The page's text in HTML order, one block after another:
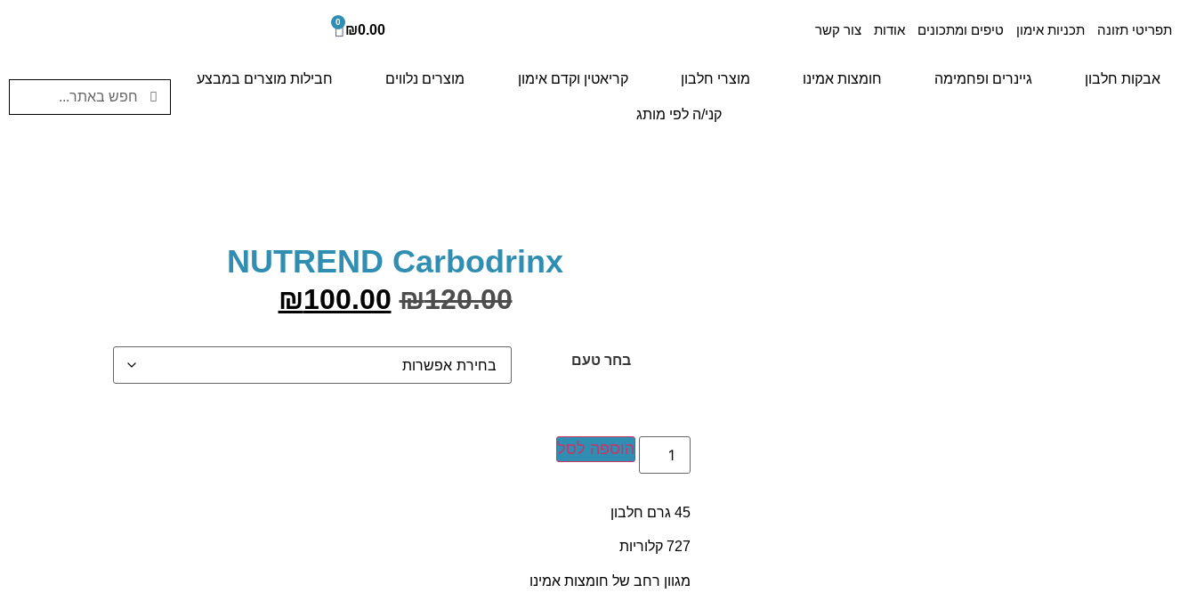
תפריטי תזונה תכניות אימון טיפים ומתכונים אודות צור קשר ₪0.00
0
אבקות חלבון גיינרים ופחמימה חומצות אמינו מוצרי חלבון קריאטין וקדם אימון מוצרים נלווים חבילות מוצרים במבצע
קני/ה לפי מותג
NUTREND Carbodrinx
₪120.00
₪100.00
בחר טעם
הוספה לסל
45 גרם חלבון
727 קלוריות
מגוון רחב של חומצות אמינו